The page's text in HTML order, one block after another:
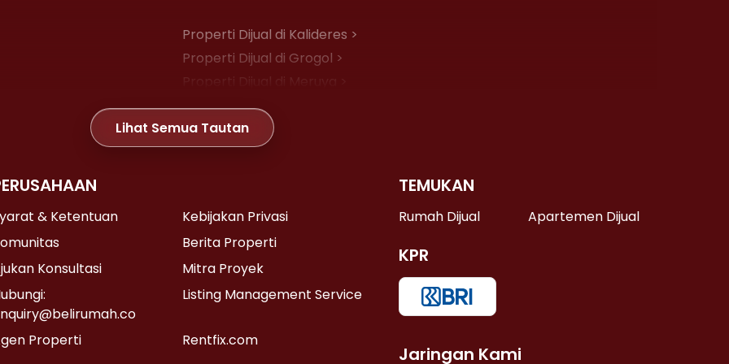
Properti Dijual di Kalideres >
Properti Dijual di Grogol >
Properti Dijual di Meruya >
Properti Dijual di Joglo >
Properti Dijual di Senen >
Properti Dijual di Cikini >
Properti Dijual di Pasar Baru >
Properti Dijual di Lebak Bulus >
Lihat Semua Tautan
& Ketentuan
Kebijakan Privasi
Berita Properti
Konsultasi
Mitra Proyek
Listing Management Service
Properti Rentfix.com
TEMUKAN
Rumah Dijual Apartemen Dijual
KPR
Jaringan Kami